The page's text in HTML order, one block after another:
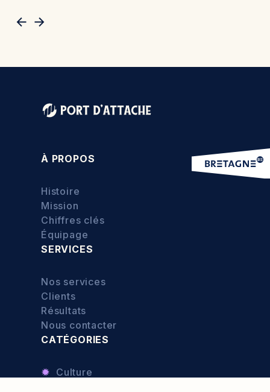
À PROPOS
Histoire
Mission
Chiffres clés
Équipage
SERVICES
Nos services
Clients
Résultats
Nous contacter
CATÉGORIES
Culture